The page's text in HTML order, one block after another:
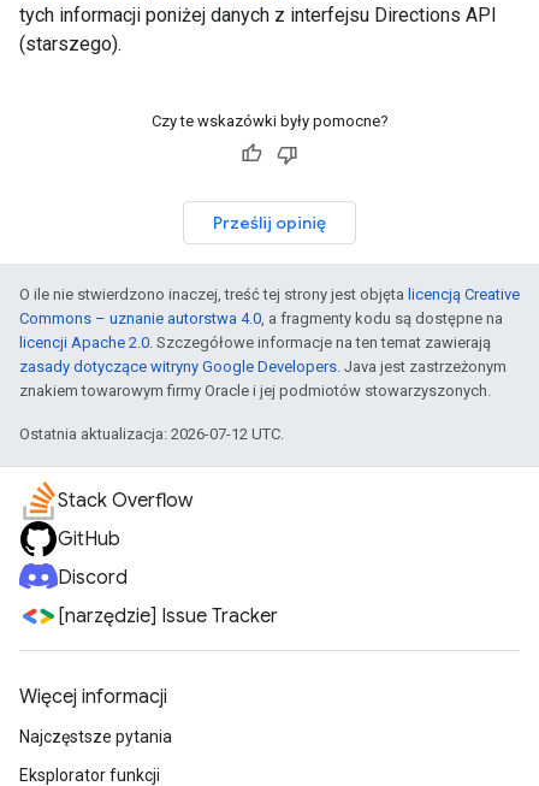
tych informacji poniżej danych z interfejsu Directions API
(starszego).
Czy te wskazówki były pomocne?
Prześlij opinię
O ile nie stwierdzono inaczej, treść tej strony jest objęta licencją Creative
Commons – uznanie autorstwa 4.0 , a fragmenty kodu są dostępne na
licencji Apache 2.0 . Szczegółowe informacje na ten temat zawierają
zasady dotyczące witryny Google Developers . Java jest zastrzeżonym
znakiem towarowym firmy Oracle i jej podmiotów stowarzyszonych.
Ostatnia aktualizacja: 2026-07-12 UTC.
Stack Overflow
GitHub
Discord
[narzędzie] Issue Tracker
Więcej informacji
Najczęstsze pytania
Eksplorator funkcji